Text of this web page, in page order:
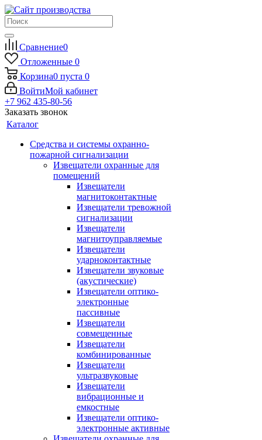
Сравнение0
Отложенные 0
Корзина0 пуста 0
ВойтиМой кабинет
+7 962 435-80-56
Заказать звонок
Каталог
Средства и системы охранно-
пожарной сигнализации
Извещатели охранные для
помещений
Извещатели
магнитоконтактные
Извещатели тревожной
сигнализации
Извещатели
магнитоуправляемые
Извещатели
ударноконтактные
Извещатели звуковые
(акустические)
Извещатели оптико-
электронные
пассивные
Извещатели
совмещенные
Извещатели
комбинированные
Извещатели
ультразвуковые
Извещатели
вибрационные и
емкостные
Извещатели оптико-
электронные активные